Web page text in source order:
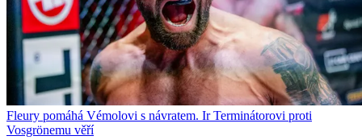
Fleury pomáhá Vémolovi s návratem. Ir Terminátorovi proti
Vosgrönemu věří